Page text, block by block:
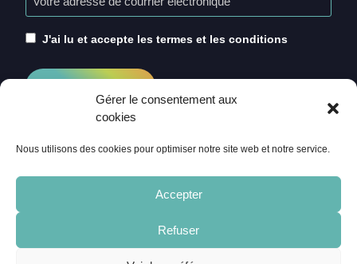
Gérer le consentement aux
cookies
Nous utilisons des cookies pour optimiser notre site web et notre service.
Accepter
Refuser
J'ai lu et accepte les termes et les conditions
CRÉDITS
MENTIONS LÉGALES